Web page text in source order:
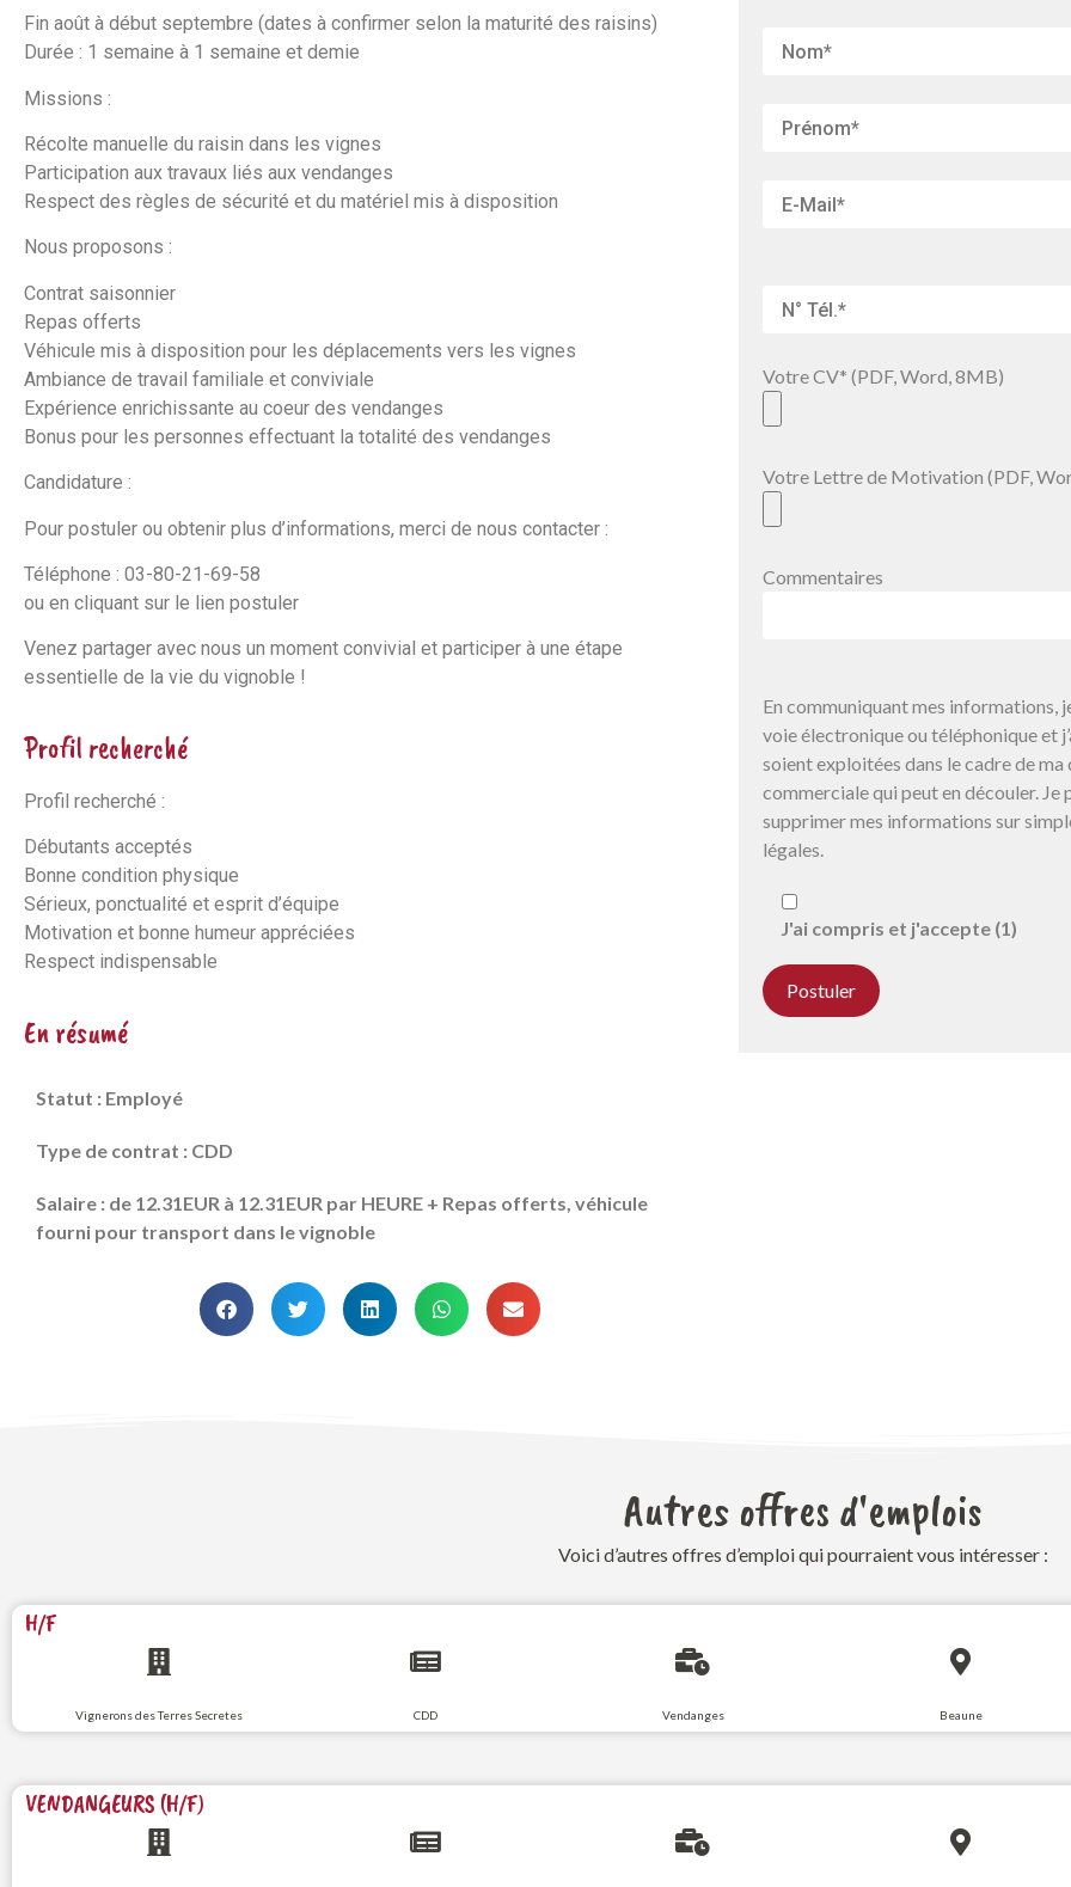
Fin août à début septembre (dates à confirmer selon la maturité des raisins)
Durée : 1 semaine à 1 semaine et demie
Missions :
Récolte manuelle du raisin dans les vignes
Participation aux travaux liés aux vendanges
Respect des règles de sécurité et du matériel mis à disposition
Nous proposons :
Contrat saisonnier
Repas offerts
Véhicule mis à disposition pour les déplacements vers les vignes
Ambiance de travail familiale et conviviale
Expérience enrichissante au coeur des vendanges
Bonus pour les personnes effectuant la totalité des vendanges
Candidature :
Pour postuler ou obtenir plus d’informations, merci de nous contacter :
Téléphone : 03-80-21-69-58
ou en cliquant sur le lien postuler
Venez partager avec nous un moment convivial et participer à une étape
essentielle de la vie du vignoble !
Profil recherché
Profil recherché :
Débutants acceptés
Bonne condition physique
Sérieux, ponctualité et esprit d’équipe
Motivation et bonne humeur appréciées
Respect indispensable
En résumé
Statut : Employé
Type de contrat : CDD
Salaire : de 12.31EUR à 12.31EUR par HEURE + Repas offerts, véhicule
fourni pour transport dans le vignoble
Votre CV* (PDF, Word, 8MB)
Votre Lettre de Motivation (PDF,
Commentaires
En communiquant mes informations,
voie électronique ou téléphonique et
soient exploitées dans le cadre de
commerciale qui peut en découler.
supprimer mes informations sur
légales.
J'ai compris et j'accepte (1)
Autres offres d'emplois
Voici d’autres offres d’emploi qui pourraient vous intéresser :
H/F
Vignerons des Terres Secretes CDD Vendanges Beaune
VENDANGEURS (H/F)